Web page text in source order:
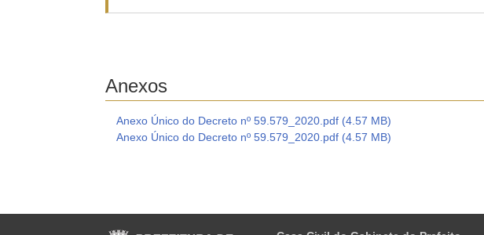
Anexos
Anexo Único do Decreto nº 59.579_2020.pdf (4.57 MB)
Anexo Único do Decreto nº 59.579_2020.pdf (4.57 MB)